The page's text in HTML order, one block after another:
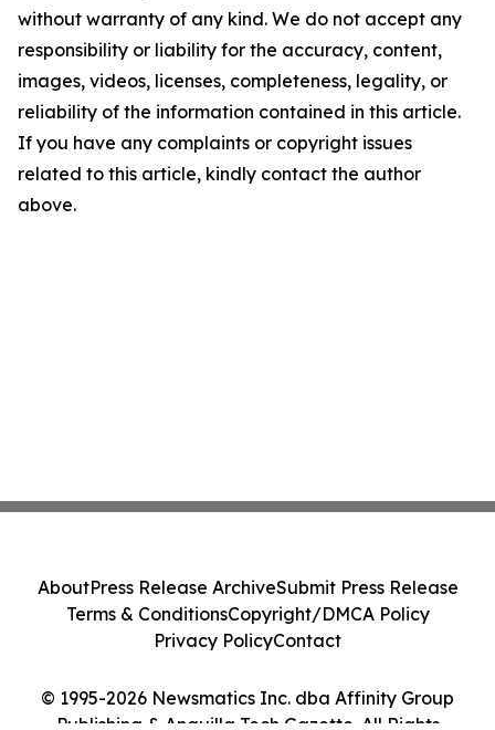
without warranty of any kind. We do not accept any
responsibility or liability for the accuracy, content,
images, videos, licenses, completeness, legality, or
reliability of the information contained in this article.
If you have any complaints or copyright issues
related to this article, kindly contact the author
above.
© 1995-2026 Newsmatics Inc. dba Affinity Group
Publishing & Anguilla Tech Gazette. All Rights
AboutPress Release ArchiveSubmit Press Release
Terms & ConditionsCopyright/DMCA Policy
Privacy PolicyContact